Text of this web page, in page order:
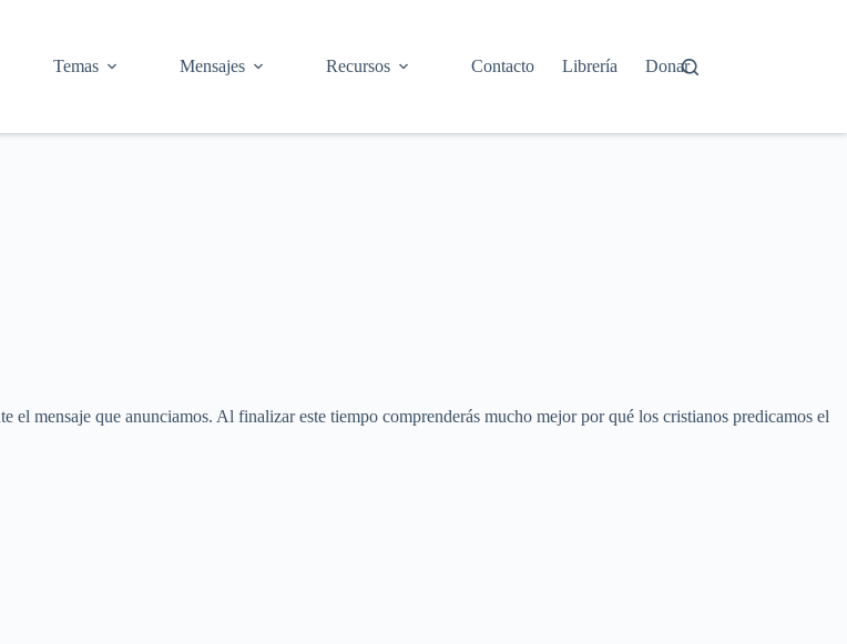
Temas Mensajes Recursos Contacto Librería Donar
el mensaje que anunciamos. Al finalizar este tiempo comprenderás mucho mejor por qué los cristianos predicamos el